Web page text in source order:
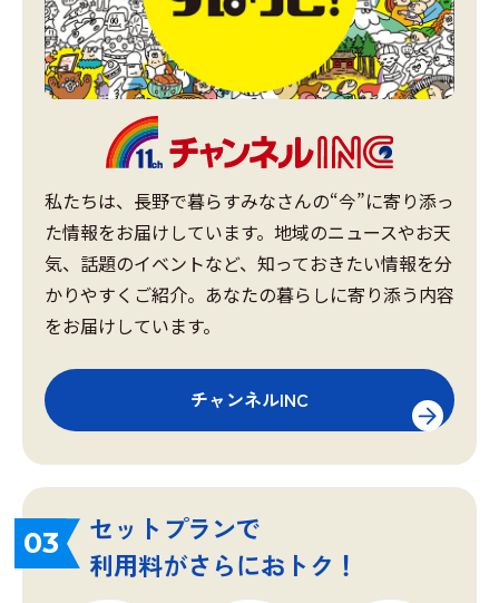
私たちは、長野で暮らすみなさんの“今”に寄り添っ
た情報をお届けしています。地域のニュースやお天
気、話題のイベントなど、知っておきたい情報を分
かりやすくご紹介。あなたの暮らしに寄り添う内容
をお届けしています。
チャンネルINC
03
セットプランで
利用料がさらにおトク！